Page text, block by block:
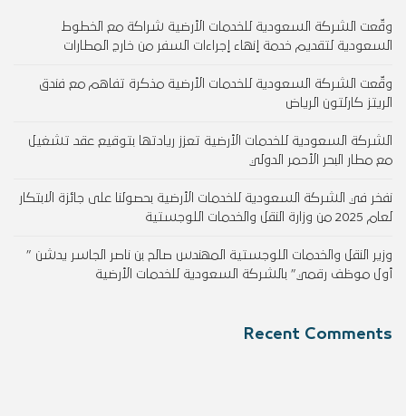
وقّعت الشركة السعودية للخدمات الأرضية شراكة مع الخطوط
السعودية لتقديم خدمة إنهاء إجراءات السفر من خارج المطارات
وقّعت الشركة السعودية للخدمات الأرضية مذكرة تفاهم مع فندق
الريتز كارلتون الرياض
الشركة السعودية للخدمات الأرضية تعزز ريادتها بتوقيع عقد تشغيل
مع مطار البحر الأحمر الدولي
نفخر في الشركة السعودية للخدمات الأرضية بحصولنا على جائزة الابتكار
لعام 2025 من وزارة النقل والخدمات اللوجستية
وزير النقل والخدمات اللوجستية المهندس صالح بن ناصر الجاسر يدشن ”
أول موظف رقمي” بالشركة السعودية للخدمات الأرضية
Recent Comments